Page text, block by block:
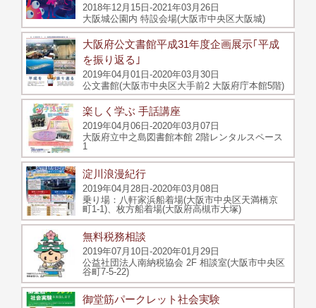
2018年12月15日-2021年03月26日
大阪城公園内 特設会場(大阪市中央区大阪城)
大阪府公文書館平成31年度企画展示｢平成
を振り返る｣
2019年04月01日-2020年03月30日
公文書館(大阪市中央区大手前2 大阪府庁本館5階)
楽しく学ぶ 手話講座
2019年04月06日-2020年03月07日
大阪府立中之島図書館本館 2階レンタルスペース
1
淀川浪漫紀行
2019年04月28日-2020年03月08日
乗り場：八軒家浜船着場(大阪市中央区天満橋京
町1-1)、枚方船着場(大阪府高槻市大塚)
無料税務相談
2019年07月10日-2020年01月29日
公益社団法人南納税協会 2F 相談室(大阪市中央区
谷町7-5-22)
御堂筋パークレット社会実験